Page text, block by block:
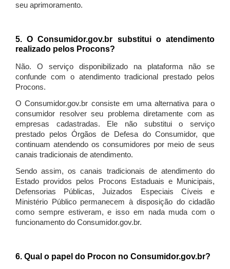
seu aprimoramento.
5. O Consumidor.gov.br substitui o atendimento
realizado pelos Procons?
Não. O serviço disponibilizado na plataforma não se
confunde com o atendimento tradicional prestado pelos
Procons.
O Consumidor.gov.br consiste em uma alternativa para o
consumidor resolver seu problema diretamente com as
empresas cadastradas. Ele não substitui o serviço
prestado pelos Órgãos de Defesa do Consumidor, que
continuam atendendo os consumidores por meio de seus
canais tradicionais de atendimento.
Sendo assim, os canais tradicionais de atendimento do
Estado providos pelos Procons Estaduais e Municipais,
Defensorias Públicas, Juizados Especiais Cíveis e
Ministério Público permanecem à disposição do cidadão
como sempre estiveram, e isso em nada muda com o
funcionamento do Consumidor.gov.br.
6. Qual o papel do Procon no Consumidor.gov.br?